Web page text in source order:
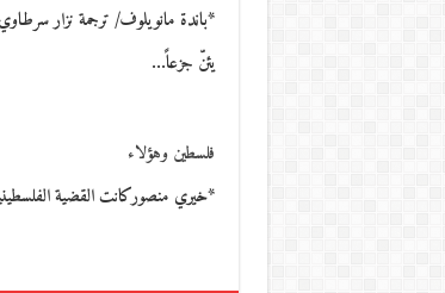
*باندة مانويلوف/ ترجمة نزار
يئنّ جزعاً…
فلسطين وهؤلاء
*خيري منصوركانت القضية الفلسطينية